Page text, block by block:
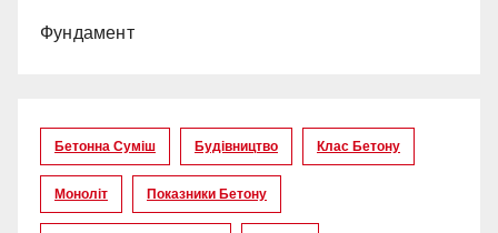
Фундамент
Бетонна Суміш Будівництво Клас Бетону
Моноліт Показники Бетону